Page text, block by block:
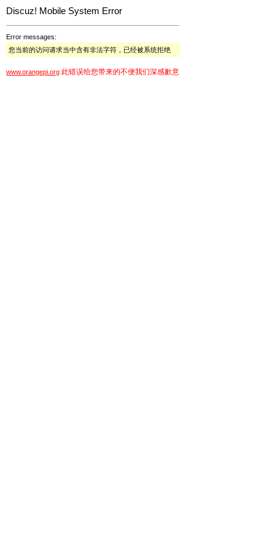
Discuz! Mobile System Error
Error messages:
您当前的访问请求当中含有非法字符，已经被系统拒绝
www.orangepi.org 此错误给您带来的不便我们深感歉意